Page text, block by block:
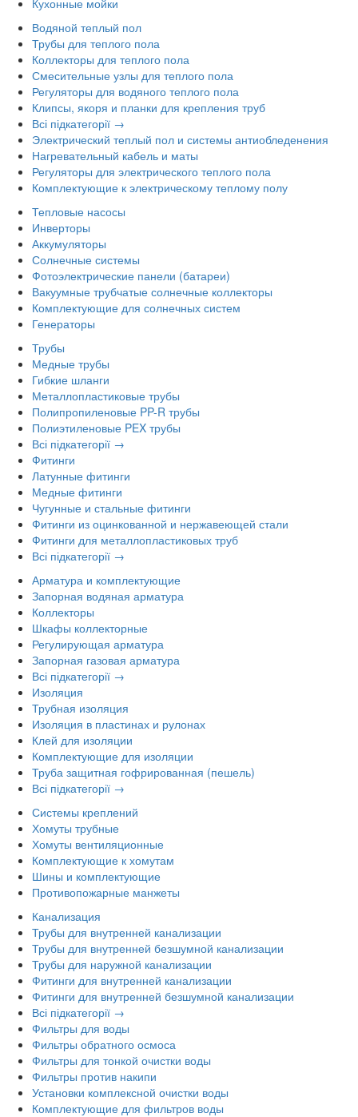
Водяной теплый пол
Трубы для теплого пола
Коллекторы для теплого пола
Смесительные узлы для теплого пола
Регуляторы для водяного теплого пола
Клипсы, якоря и планки для крепления труб
Всі підкатегорії →
Электрический теплый пол и системы антиобледенения
Нагревательный кабель и маты
Регуляторы для электрического теплого пола
Комплектующие к электрическому теплому полу
Тепловые насосы
Инверторы
Аккумуляторы
Солнечные системы
Фотоэлектрические панели (батареи)
Вакуумные трубчатые солнечные коллекторы
Комплектующие для солнечных систем
Генераторы
Трубы
Медные трубы
Гибкие шланги
Металлопластиковые трубы
Полипропиленовые PP-R трубы
Полиэтиленовые PEX трубы
Всі підкатегорії →
Фитинги
Латунные фитинги
Медные фитинги
Чугунные и стальные фитинги
Фитинги из оцинкованной и нержавеющей стали
Фитинги для металлопластиковых труб
Всі підкатегорії →
Арматура и комплектующие
Запорная водяная арматура
Коллекторы
Шкафы коллекторные
Регулирующая арматура
Запорная газовая арматура
Всі підкатегорії →
Изоляция
Трубная изоляция
Изоляция в пластинах и рулонах
Клей для изоляции
Комплектующие для изоляции
Труба защитная гофрированная (пешель)
Всі підкатегорії →
Системы креплений
Хомуты трубные
Хомуты вентиляционные
Комплектующие к хомутам
Шины и комплектующие
Противопожарные манжеты
Канализация
Трубы для внутренней канализации
Трубы для внутренней безшумной канализации
Трубы для наружной канализации
Фитинги для внутренней канализации
Фитинги для внутренней безшумной канализации
Всі підкатегорії →
Фильтры для воды
Фильтры обратного осмоса
Фильтры для тонкой очистки воды
Фильтры против накипи
Установки комплексной очистки воды
Комплектующие для фильтров воды